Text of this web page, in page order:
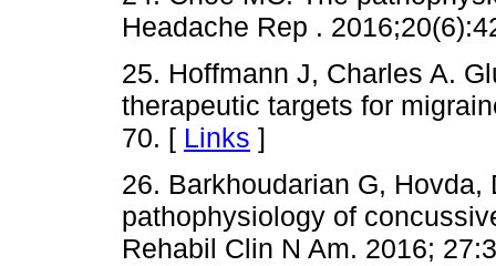
Headache Rep .
25. Hoffmann J, Charles A.
therapeutic targets for
70. [ Links ]
26. Barkhoudarian G,
pathophysiology of
Rehabil Clin N Am. 2016;